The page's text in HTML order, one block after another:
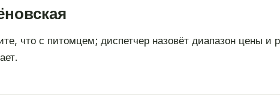
что с питомцем; диспетчер назовёт диапазон цены и